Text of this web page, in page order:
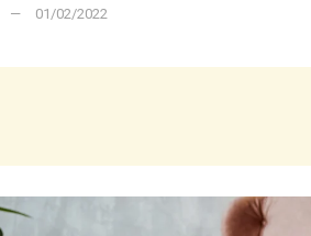
01/02/2022